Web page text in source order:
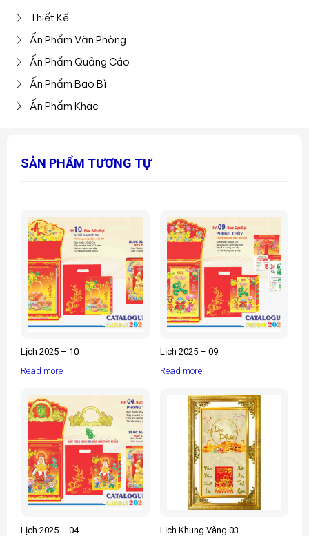
Thiết Kế
Ấn Phẩm Văn Phòng
Ấn Phẩm Quảng Cáo
Ấn Phẩm Bao Bì
Ấn Phẩm Khác
SẢN PHẨM TƯƠNG TỰ
Lịch 2025 – 10
Read more
Lịch 2025 – 09
Read more
Lịch 2025 – 04
Lịch Khung Vàng 03